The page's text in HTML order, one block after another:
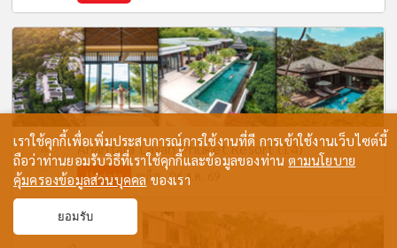
Anantara Layan Phuket Resort(14)
Update ภูเก็ต , 06 ส.ค. 69
เราใช้คุกกี้เพื่อเพิ่มประสบการณ์การใช้งานที่ดี การเข้าใช้งานเว็บไซต์นี้
ถือว่าท่านยอมรับวิธีที่เราใช้คุกกี้และข้อมูลของท่านตามนโยบาย
คุ้มครองข้อมูลส่วนบุคคล ของเรา
ยอมรับ